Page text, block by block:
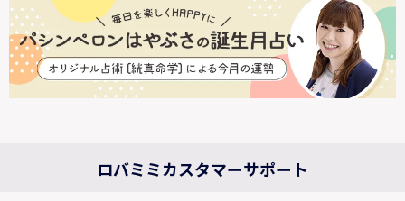
ロバミミカスタマーサポート